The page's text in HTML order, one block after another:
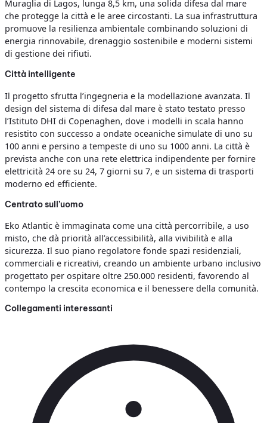
Muraglia di Lagos, lunga 8,5 km, una solida difesa dal mare
che protegge la città e le aree circostanti. La sua infrastruttura
promuove la resilienza ambientale combinando soluzioni di
energia rinnovabile, drenaggio sostenibile e moderni sistemi
di gestione dei rifiuti.
Città intelligente
Il progetto sfrutta l’ingegneria e la modellazione avanzata. Il
design del sistema di difesa dal mare è stato testato presso
l’Istituto DHI di Copenaghen, dove i modelli in scala hanno
resistito con successo a ondate oceaniche simulate di uno su
100 anni e persino a tempeste di uno su 1000 anni. La città è
prevista anche con una rete elettrica indipendente per fornire
elettricità 24 ore su 24, 7 giorni su 7, e un sistema di trasporti
moderno ed efficiente.
Centrato sull’uomo
Eko Atlantic è immaginata come una città percorribile, a uso
misto, che dà priorità all’accessibilità, alla vivibilità e alla
sicurezza. Il suo piano regolatore fonde spazi residenziali,
commerciali e ricreativi, creando un ambiente urbano inclusivo
progettato per ospitare oltre 250.000 residenti, favorendo al
contempo la crescita economica e il benessere della comunità.
Collegamenti interessanti